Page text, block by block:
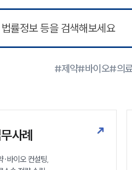
#제약#바이오#의
사례
·바이오 컨설팅,